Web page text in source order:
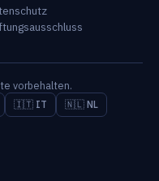
vorbehalten.
🇮🇹 IT
🇳🇱 NL